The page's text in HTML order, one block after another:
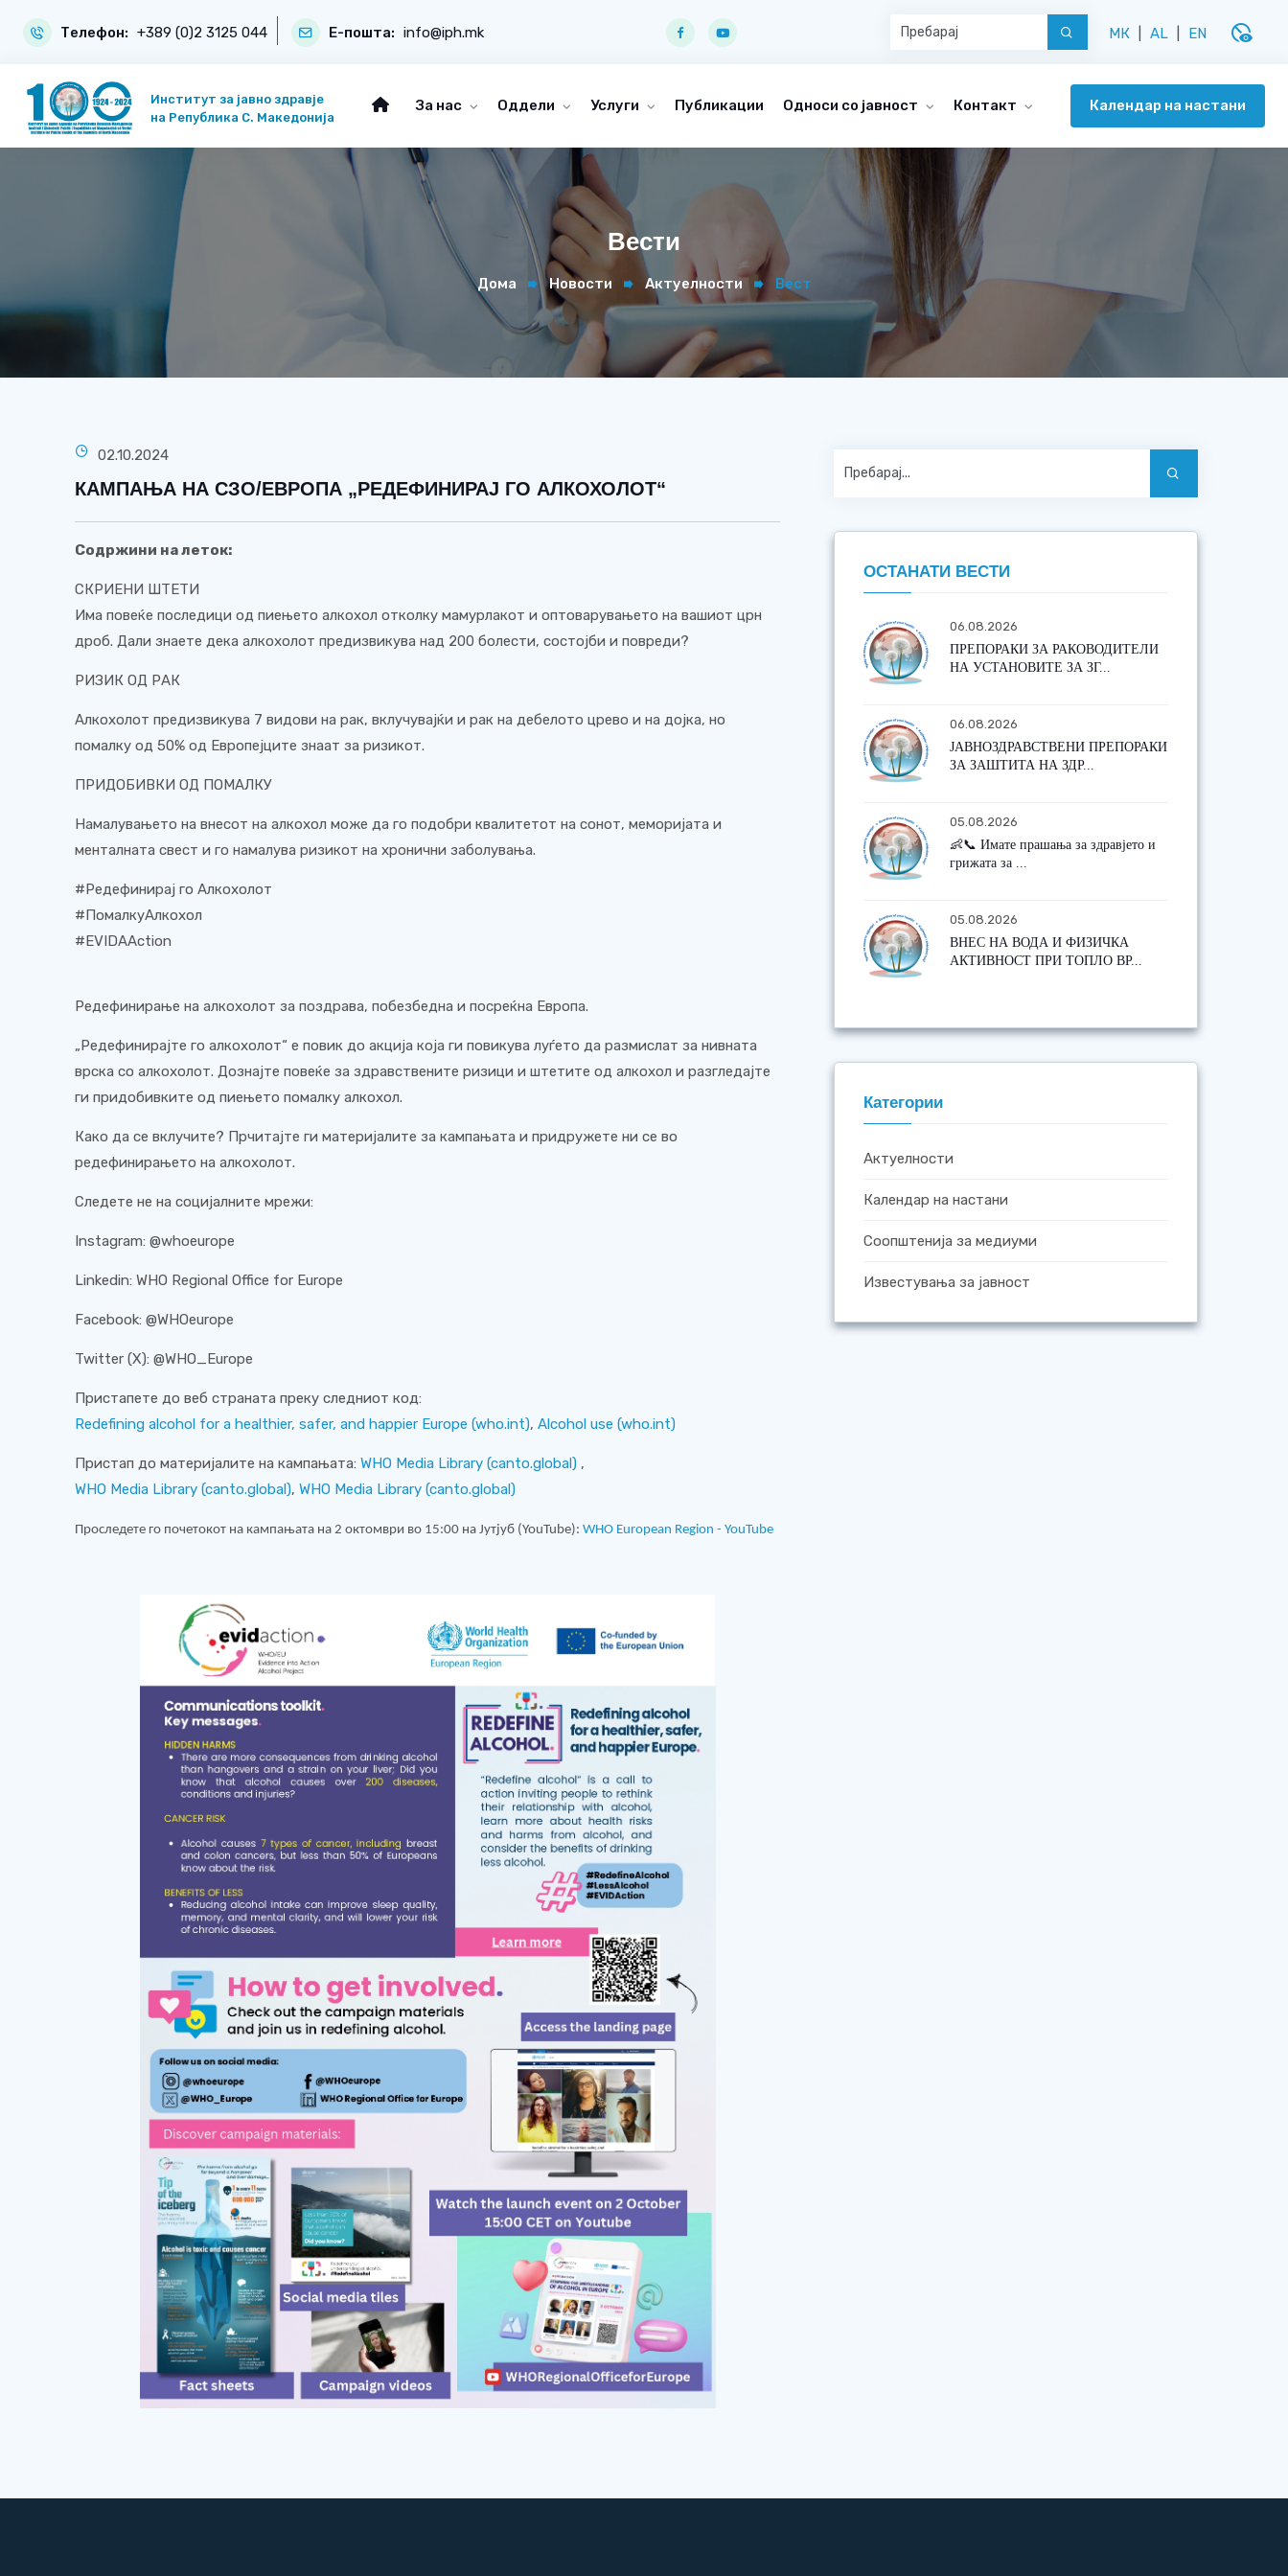
Телефон: +389 (0)2 3125 044 Е-пошта: info@iph.mk МК AL EN disabled_visible
Институт за јавно здравје
на Република С. Македонија
За нас Оддели Услуги Публикации Односи со јавност Контакт Календар на настани
Вести
Дома Новости Актуелности Вест
02.10.2024
КАМПАЊА НА СЗО/ЕВРОПА „РЕДЕФИНИРАЈ ГО АЛКОХОЛОТ“
Содржини на леток:
СКРИЕНИ ШТЕТИ
Има повеќе последици од пиењето алкохол отколку мамурлакот и оптоварувањето на вашиот црн
дроб. Дали знаете дека алкохолот предизвикува над 200 болести, состојби и повреди?
РИЗИК ОД РАК
Алкохолот предизвикува 7 видови на рак, вклучувајќи и рак на дебелото црево и на дојка, но
помалку од 50% од Европејците знаат за ризикот.
ПРИДОБИВКИ ОД ПОМАЛКУ
Намалувањето на внесот на алкохол може да го подобри квалитетот на сонот, меморијата и
менталната свест и го намалува ризикот на хронични заболувања.
#Редефинирај го Алкохолот
#ПомалкуАлкохол
#EVIDAAction
Редефинирање на алкохолот за поздрава, побезбедна и посреќна Европа.
„Редефинирајте го алкохолот“ е повик до акција која ги повикува луѓето да размислат за нивната
врска со алкохолот. Дознајте повеќе за здравствените ризици и штетите од алкохол и разгледајте
ги придобивките од пиењето помалку алкохол.
Како да се вклучите? Прчитајте ги материјалите за кампањата и придружете ни се во
редефинирањето на алкохолот.
Следете не на социјалните мрежи:
Instagram: @whoeurope
Linkedin: WHO Regional Office for Europe
Facebook: @WHOeurope
Twitter (X): @WHO_Europe
Пристапете до веб страната преку следниот код:
Redefining alcohol for a healthier, safer, and happier Europe (who.int),Alcohol use (who.int)
Пристап до материјалите на кампањата:WHO Media Library (canto.global) ,
WHO Media Library (canto.global),WHO Media Library (canto.global)
Проследете го почетокот на кампањата на 2 октомври во 15:00 на Јутјуб (YouTube): WHO European Region -YouTube
ОСТАНАТИ ВЕСТИ
06.08.2026
ПРЕПОРАКИ ЗА РАКОВОДИТЕЛИ
НА УСТАНОВИТЕ ЗА ЗГ...
06.08.2026
ЈАВНОЗДРАВСТВЕНИ ПРЕПОРАКИ
ЗА ЗАШТИТА НА ЗДР...
05.08.2026
👶📞 Имате прашања за здравјето и
грижата за ...
05.08.2026
ВНЕС НА ВОДА И ФИЗИЧКА
АКТИВНОСТ ПРИ ТОПЛО ВР...
Категории
Актуелности
Календар на настани
Соопштенија за медиуми
Известувања за јавност